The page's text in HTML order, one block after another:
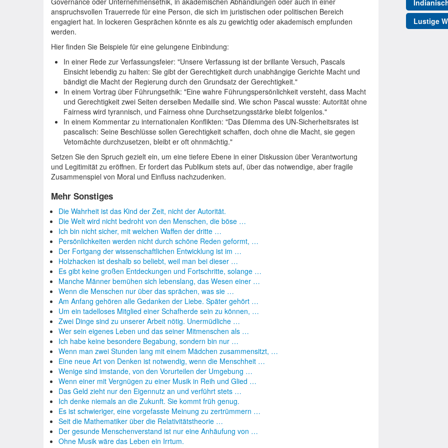
anspruchsvollen Trauerrede für eine Person, die sich im juristischen oder politischen Bereich
engagiert hat. In lockeren Gesprächen könnte es als zu gewichtig oder akademisch empfunden
werden.
Hier finden Sie Beispiele für eine gelungene Einbindung:
In einer Rede zur Verfassungsfeier: "Unsere Verfassung ist der brillante Versuch, Pascals
Einsicht lebendig zu halten: Sie gibt der Gerechtigkeit durch unabhängige Gerichte Macht und
bändigt die Macht der Regierung durch den Grundsatz der Gerechtigkeit."
In einem Vortrag über Führungsethik: "Eine wahre Führungspersönlichkeit versteht, dass Macht
und Gerechtigkeit zwei Seiten derselben Medaille sind. Wie schon Pascal wusste: Autorität ohne
Fairness wird tyrannisch, und Fairness ohne Durchsetzungsstärke bleibt folgenlos."
In einem Kommentar zu internationalen Konflikten: "Das Dilemma des UN-Sicherheitsrates ist
pascalisch: Seine Beschlüsse sollen Gerechtigkeit schaffen, doch ohne die Macht, sie gegen
Vetomächte durchzusetzen, bleibt er oft ohnmächtig."
Setzen Sie den Spruch gezielt ein, um eine tiefere Ebene in einer Diskussion über Verantwortung
und Legitimität zu eröffnen. Er fordert das Publikum stets auf, über das notwendige, aber fragile
Zusammenspiel von Moral und Einfluss nachzudenken.
Mehr Sonstiges
Die Wahrheit ist das Kind der Zeit, nicht der Autorität.
Die Welt wird nicht bedroht von den Menschen, die böse …
Ich bin nicht sicher, mit welchen Waffen der dritte …
Persönlichkeiten werden nicht durch schöne Reden geformt, …
Der Fortgang der wissenschaftlichen Entwicklung ist im …
Holzhacken ist deshalb so beliebt, weil man bei dieser …
Es gibt keine großen Entdeckungen und Fortschritte, solange …
Manche Männer bemühen sich lebenslang, das Wesen einer …
Wenn die Menschen nur über das sprächen, was sie …
Am Anfang gehören alle Gedanken der Liebe. Später gehört …
Um ein tadelloses Mitglied einer Schafherde sein zu können, …
Zwei Dinge sind zu unserer Arbeit nötig. Unermüdliche …
Wer sein eigenes Leben und das seiner Mitmenschen als …
Ich habe keine besondere Begabung, sondern bin nur …
Wenn man zwei Stunden lang mit einem Mädchen zusammensitzt, …
Eine neue Art von Denken ist notwendig, wenn die Menschheit …
Wenige sind imstande, von den Vorurteilen der Umgebung …
Wenn einer mit Vergnügen zu einer Musik in Reih und Glied …
Das Geld zieht nur den Eigennutz an und verführt stets …
Ich denke niemals an die Zukunft. Sie kommt früh genug.
Es ist schwieriger, eine vorgefasste Meinung zu zertrümmern …
Seit die Mathematiker über die Relativitätstheorie …
Der gesunde Menschenverstand ist nur eine Anhäufung von …
Ohne Musik wäre das Leben ein Irrtum.
Lustige